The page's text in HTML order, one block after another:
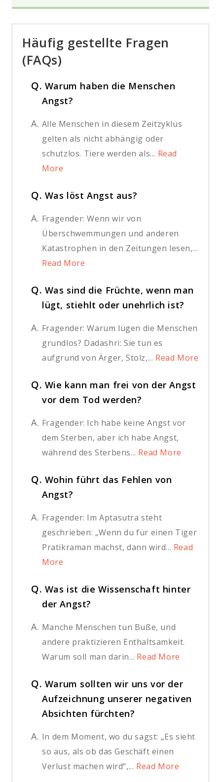
Häufig gestellte Fragen
(FAQs)
Q. Warum haben die Menschen
Angst?
A. Alle Menschen in diesem Zeitzyklus
gelten als nicht abhängig oder
schutzlos. Tiere werden als... Read
More
Q. Was löst Angst aus?
A. Fragender: Wenn wir von
Überschwemmungen und anderen
Katastrophen in den Zeitungen lesen,...
Read More
Q. Was sind die Früchte, wenn man
lügt, stiehlt oder unehrlich ist?
A. Fragender: Warum lügen die Menschen
grundlos? Dadashri: Sie tun es
aufgrund von Ärger, Stolz,... Read More
Q. Wie kann man frei von der Angst
vor dem Tod werden?
A. Fragender: Ich habe keine Angst vor
dem Sterben, aber ich habe Angst,
während des Sterbens... Read More
Q. Wohin führt das Fehlen von
Angst?
A. Fragender: Im Aptasutra steht
geschrieben: „Wenn du für einen Tiger
Pratikraman machst, dann wird... Read
More
Q. Was ist die Wissenschaft hinter
der Angst?
A. Manche Menschen tun Buße, und
andere praktizieren Enthaltsamkeit.
Warum soll man darin... Read More
Q. Warum sollten wir uns vor der
Aufzeichnung unserer negativen
Absichten fürchten?
A. In dem Moment, wo du sagst: „Es sieht
so aus, als ob das Geschäft einen
Verlust machen wird“,... Read More